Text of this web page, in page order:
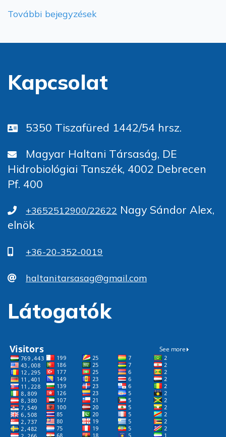
További bejegyzések
Kapcsolat
5350 Tiszafüred 1442/54 hrsz.
Magyar Haltani Társaság, DE
Hidrobiológiai Tanszék, 4002 Debrecen
Pf. 400
+3652512900/22622 Nagy Sándor Alex,
elnök
+36-20-352-0019
haltanitarsasag@gmail.com
Látogatók